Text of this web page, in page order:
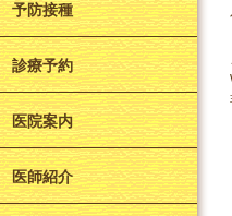
予防接種
診療予約
医院案内
医師紹介